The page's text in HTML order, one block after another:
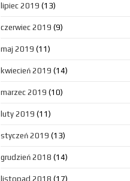
lipiec 2019 (13)
czerwiec 2019 (9)
maj 2019 (11)
kwiecień 2019 (14)
marzec 2019 (10)
luty 2019 (11)
styczeń 2019 (13)
grudzień 2018 (14)
listopad 2018 (17)